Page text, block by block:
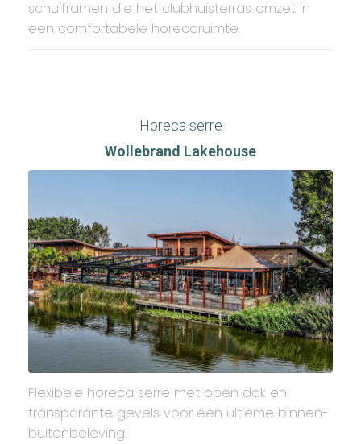
schuiframen die het clubhuisterras omzet in
een comfortabele horecaruimte.
Horeca serre
Wollebrand Lakehouse
Flexibele horeca serre met open dak en
transparante gevels voor een ultieme binnen-
buitenbeleving.